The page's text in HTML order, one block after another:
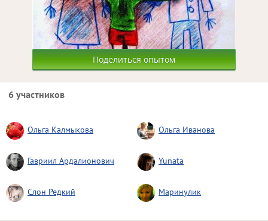
Поделиться опытом
6 участников
Ольга Калмыкова Ольга Иванова
Гавриил Ардалионович Yunata
Слон Редкий Маринулик